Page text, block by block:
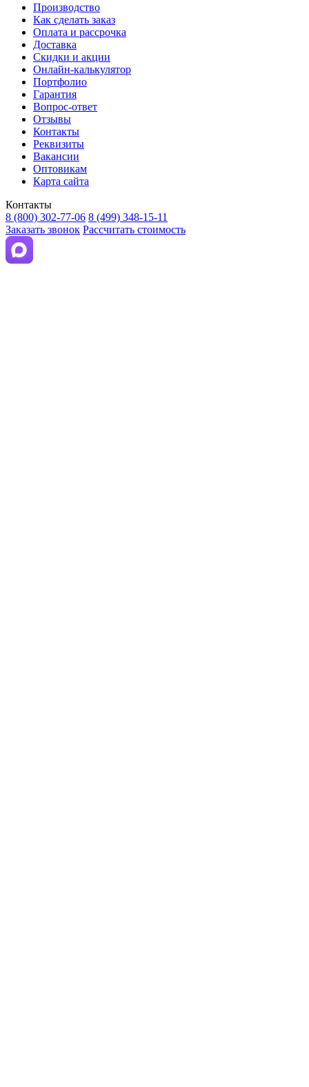
Производство
Как сделать заказ
Оплата и рассрочка
Доставка
Скидки и акции
Онлайн-калькулятор
Портфолио
Гарантия
Вопрос-ответ
Отзывы
Контакты
Реквизиты
Вакансии
Оптовикам
Карта сайта
Контакты
8 (800) 302-77-06 8 (499) 348-15-11
Заказать звонок Рассчитать стоимость